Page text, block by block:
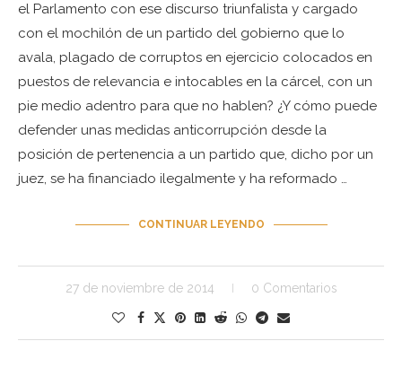
el Parlamento con ese discurso triunfalista y cargado
con el mochilón de un partido del gobierno que lo
avala, plagado de corruptos en ejercicio colocados en
puestos de relevancia e intocables en la cárcel, con un
pie medio adentro para que no hablen? ¿Y cómo puede
defender unas medidas anticorrupción desde la
posición de pertenencia a un partido que, dicho por un
juez, se ha financiado ilegalmente y ha reformado …
CONTINUAR LEYENDO
27 de noviembre de 2014 0 Comentarios